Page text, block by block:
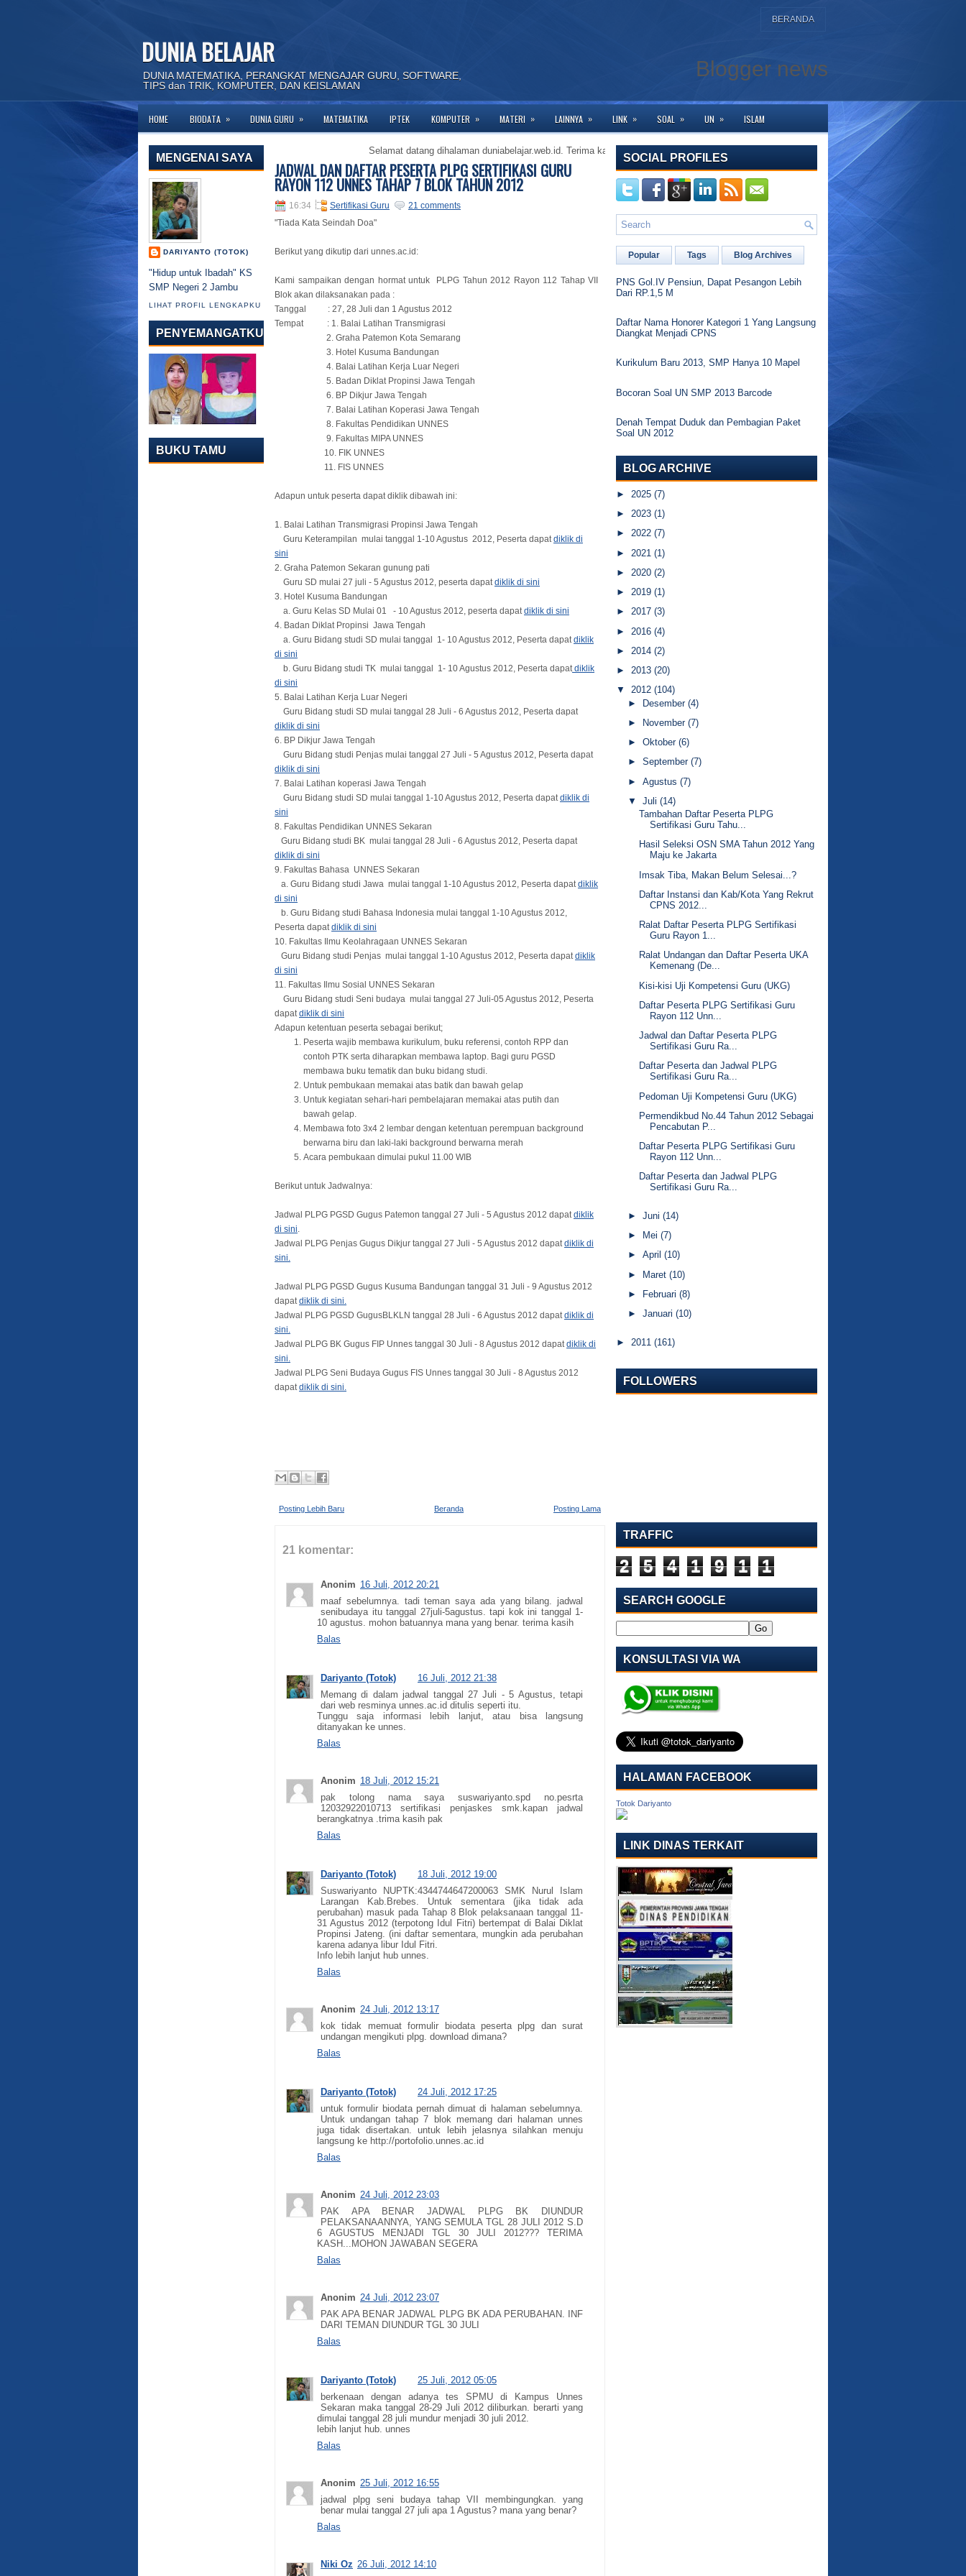
BERANDA
DUNIA BELAJAR
DUNIA MATEMATIKA, PERANGKAT MENGAJAR GURU, SOFTWARE,
TIPS dan TRIK, KOMPUTER, DAN KEISLAMAN
Blogger news
HOME BIODATA » DUNIA GURU » MATEMATIKA IPTEK KOMPUTER » MATERI » LAINNYA » LINK » SOAL » UN » ISLAM
MENGENAI SAYA
DARIYANTO (TOTOK)
"Hidup untuk Ibadah" KS
SMP Negeri 2 Jambu
LIHAT PROFIL LENGKAPKU
PENYEMANGATKU
BUKU TAMU
Selamat datang dihalaman duniabelajar.web.id. Terima kasih telah berkunjung ke halaman ini. Bagi yang membutuhkan bantuan silahkan hubungi
JADWAL DAN DAFTAR PESERTA PLPG SERTIFIKASI GURU
RAYON 112 UNNES TAHAP 7 BLOK TAHUN 2012
16:34 Sertifikasi Guru
21 comments
"Tiada Kata Seindah Doa"
Berikut yang dikutip dari unnes.ac.id:
Kami sampaikan dengan hormat untuk PLPG Tahun 2012 Rayon 112 Tahap VII
Blok akan dilaksanakan pada :
Tanggal : 27, 28 Juli dan 1 Agustus 2012
Tempat : 1. Balai Latihan Transmigrasi
2. Graha Patemon Kota Semarang
3. Hotel Kusuma Bandungan
4. Balai Latihan Kerja Luar Negeri
5. Badan Diklat Propinsi Jawa Tengah
6. BP Dikjur Jawa Tengah
7. Balai Latihan Koperasi Jawa Tengah
8. Fakultas Pendidikan UNNES
9. Fakultas MIPA UNNES
10. FIK UNNES
11. FIS UNNES
Adapun untuk peserta dapat diklik dibawah ini:
1. Balai Latihan Transmigrasi Propinsi Jawa Tengah
Guru Keterampilan mulai tanggal 1-10 Agustus 2012, Peserta dapatdiklik di
sini
2. Graha Patemon Sekaran gunung pati
Guru SD mulai 27 juli - 5 Agustus 2012, peserta dapatdiklik di sini
3. Hotel Kusuma Bandungan
a. Guru Kelas SD Mulai 01 - 10 Agustus 2012, peserta dapatdiklik di sini
4. Badan Diklat Propinsi Jawa Tengah
a. Guru Bidang studi SD mulai tanggal 1- 10 Agustus 2012, Peserta dapatdiklik
di sini
b. Guru Bidang studi TK mulai tanggal 1- 10 Agustus 2012, Peserta dapatdiklik
di sini
5. Balai Latihan Kerja Luar Negeri
Guru Bidang studi SD mulai tanggal 28 Juli - 6 Agustus 2012, Peserta dapat
diklik di sini
6. BP Dikjur Jawa Tengah
Guru Bidang studi Penjas mulai tanggal 27 Juli - 5 Agustus 2012, Peserta dapat
diklik di sini
7. Balai Latihan koperasi Jawa Tengah
Guru Bidang studi SD mulai tanggal 1-10 Agustus 2012, Peserta dapatdiklik di
sini
8. Fakultas Pendidikan UNNES Sekaran
Guru Bidang studi BK mulai tanggal 28 Juli - 6 Agustus 2012, Peserta dapat
diklik di sini
9. Fakultas Bahasa UNNES Sekaran
a. Guru Bidang studi Jawa mulai tanggal 1-10 Agustus 2012, Peserta dapatdiklik
di sini
b. Guru Bidang studi Bahasa Indonesia mulai tanggal 1-10 Agustus 2012,
Peserta dapatdiklik di sini
10. Fakultas Ilmu Keolahragaan UNNES Sekaran
Guru Bidang studi Penjas mulai tanggal 1-10 Agustus 2012, Peserta dapatdiklik
di sini
11. Fakultas Ilmu Sosial UNNES Sekaran
Guru Bidang studi Seni budaya mulai tanggal 27 Juli-05 Agustus 2012, Peserta
dapatdiklik di sini
Adapun ketentuan peserta sebagai berikut;
Peserta wajib membawa kurikulum, buku referensi, contoh RPP dan
contoh PTK serta diharapkan membawa laptop. Bagi guru PGSD
membawa buku tematik dan buku bidang studi.
Untuk pembukaan memakai atas batik dan bawah gelap
Untuk kegiatan sehari-hari pembelajaran memakai atas putih dan
bawah gelap.
Membawa foto 3x4 2 lembar dengan ketentuan perempuan background
berwarna biru dan laki-laki background berwarna merah
Acara pembukaan dimulai pukul 11.00 WIB
Berikut untuk Jadwalnya:
Jadwal PLPG PGSD Gugus Patemon tanggal 27 Juli - 5 Agustus 2012 dapatdiklik
di sini.
Jadwal PLPG Penjas Gugus Dikjur tanggal 27 Juli - 5 Agustus 2012 dapatdiklik di
sini.
Jadwal PLPG PGSD Gugus Kusuma Bandungan tanggal 31 Juli - 9 Agustus 2012
dapatdiklik di sini.
Jadwal PLPG PGSD GugusBLKLN tanggal 28 Juli - 6 Agustus 2012 dapatdiklik di
sini.
Jadwal PLPG BK Gugus FIP Unnes tanggal 30 Juli - 8 Agustus 2012 dapatdiklik di
sini.
Jadwal PLPG Seni Budaya Gugus FIS Unnes tanggal 30 Juli - 8 Agustus 2012
dapatdiklik di sini.
Posting Lebih Baru Posting Lama
Beranda
21 komentar:
Anonim 16 Juli, 2012 20:21
maaf sebelumnya. tadi teman saya ada yang bilang. jadwal
senibudaya itu tanggal 27juli-5agustus. tapi kok ini tanggal 1-
10 agustus. mohon batuannya mana yang benar. terima kasih
Balas
Dariyanto (Totok)
16 Juli, 2012 21:38
Memang di dalam jadwal tanggal 27 Juli - 5 Agustus, tetapi
dari web resminya unnes.ac.id ditulis seperti itu.
Tunggu saja informasi lebih lanjut, atau bisa langsung
ditanyakan ke unnes.
Balas
Anonim 18 Juli, 2012 15:21
pak tolong nama saya suswariyanto.spd no.pesrta
12032922010713 sertifikasi penjaskes smk.kapan jadwal
berangkatnya .trima kasih pak
Balas
Dariyanto (Totok)
18 Juli, 2012 19:00
Suswariyanto NUPTK:4344744647200063 SMK Nurul Islam
Larangan Kab.Brebes. Untuk sementara (jika tidak ada
perubahan) masuk pada Tahap 8 Blok pelaksanaan tanggal 11-
31 Agustus 2012 (terpotong Idul Fitri) bertempat di Balai Diklat
Propinsi Jateng. (ini daftar sementara, mungkin ada perubahan
karena adanya libur Idul Fitri.
Info lebih lanjut hub unnes.
Balas
Anonim 24 Juli, 2012 13:17
kok tidak memuat formulir biodata peserta plpg dan surat
undangan mengikuti plpg. download dimana?
Balas
Dariyanto (Totok)
24 Juli, 2012 17:25
untuk formulir biodata pernah dimuat di halaman sebelumnya.
Untuk undangan tahap 7 blok memang dari halaman unnes
juga tidak disertakan. untuk lebih jelasnya silahkan menuju
langsung ke http://portofolio.unnes.ac.id
Balas
Anonim 24 Juli, 2012 23:03
PAK APA BENAR JADWAL PLPG BK DIUNDUR
PELAKSANAANNYA, YANG SEMULA TGL 28 JULI 2012 S.D
6 AGUSTUS MENJADI TGL 30 JULI 2012??? TERIMA
KASH...MOHON JAWABAN SEGERA
Balas
Anonim 24 Juli, 2012 23:07
PAK APA BENAR JADWAL PLPG BK ADA PERUBAHAN. INF
DARI TEMAN DIUNDUR TGL 30 JULI
Balas
Dariyanto (Totok)
25 Juli, 2012 05:05
berkenaan dengan adanya tes SPMU di Kampus Unnes
Sekaran maka tanggal 28-29 Juli 2012 diliburkan. berarti yang
dimulai tanggal 28 juli mundur menjadi 30 juli 2012.
lebih lanjut hub. unnes
Balas
Anonim 25 Juli, 2012 16:55
jadwal plpg seni budaya tahap VII membingungkan. yang
benar mulai tanggal 27 juli apa 1 Agustus? mana yang benar?
Balas
Niki Oz 26 Juli, 2012 14:10
SOCIAL PROFILES
Popular Tags Blog Archives
PNS Gol.IV Pensiun, Dapat Pesangon Lebih
Dari RP.1,5 M
Daftar Nama Honorer Kategori 1 Yang Langsung
Diangkat Menjadi CPNS
Kurikulum Baru 2013, SMP Hanya 10 Mapel
Bocoran Soal UN SMP 2013 Barcode
Denah Tempat Duduk dan Pembagian Paket
Soal UN 2012
BLOG ARCHIVE
► 2025 (7)
► 2023 (1)
► 2022 (7)
► 2021 (1)
► 2020 (2)
► 2019 (1)
► 2017 (3)
► 2016 (4)
► 2014 (2)
► 2013 (20)
▼
2012 (104)
► Desember (4)
►
November (7)
► Oktober (6)
► September (7)
► Agustus (7)
▼
Juli (14)
Tambahan Daftar Peserta PLPG
Sertifikasi Guru Tahu...
Hasil Seleksi OSN SMA Tahun 2012 Yang
Maju ke Jakarta
Imsak Tiba, Makan Belum Selesai...?
Daftar Instansi dan Kab/Kota Yang Rekrut
CPNS 2012...
Ralat Daftar Peserta PLPG Sertifikasi
Guru Rayon 1...
Ralat Undangan dan Daftar Peserta UKA
Kemenang (De...
Kisi-kisi Uji Kompetensi Guru (UKG)
Daftar Peserta PLPG Sertifikasi Guru
Rayon 112 Unn...
Jadwal dan Daftar Peserta PLPG
Sertifikasi Guru Ra...
Daftar Peserta dan Jadwal PLPG
Sertifikasi Guru Ra...
Pedoman Uji Kompetensi Guru (UKG)
Permendikbud No.44 Tahun 2012 Sebagai
Pencabutan P...
Daftar Peserta PLPG Sertifikasi Guru
Rayon 112 Unn...
Daftar Peserta dan Jadwal PLPG
Sertifikasi Guru Ra...
► Juni (14)
►
Mei (7)
► April (10)
► Maret (10)
►
Februari (8)
► Januari (10)
► 2011 (161)
FOLLOWERS
TRAFFIC
2 5 4 1 9 1 1
SEARCH GOOGLE
KONSULTASI VIA WA
HALAMAN FACEBOOK
Totok Dariyanto
LINK DINAS TERKAIT